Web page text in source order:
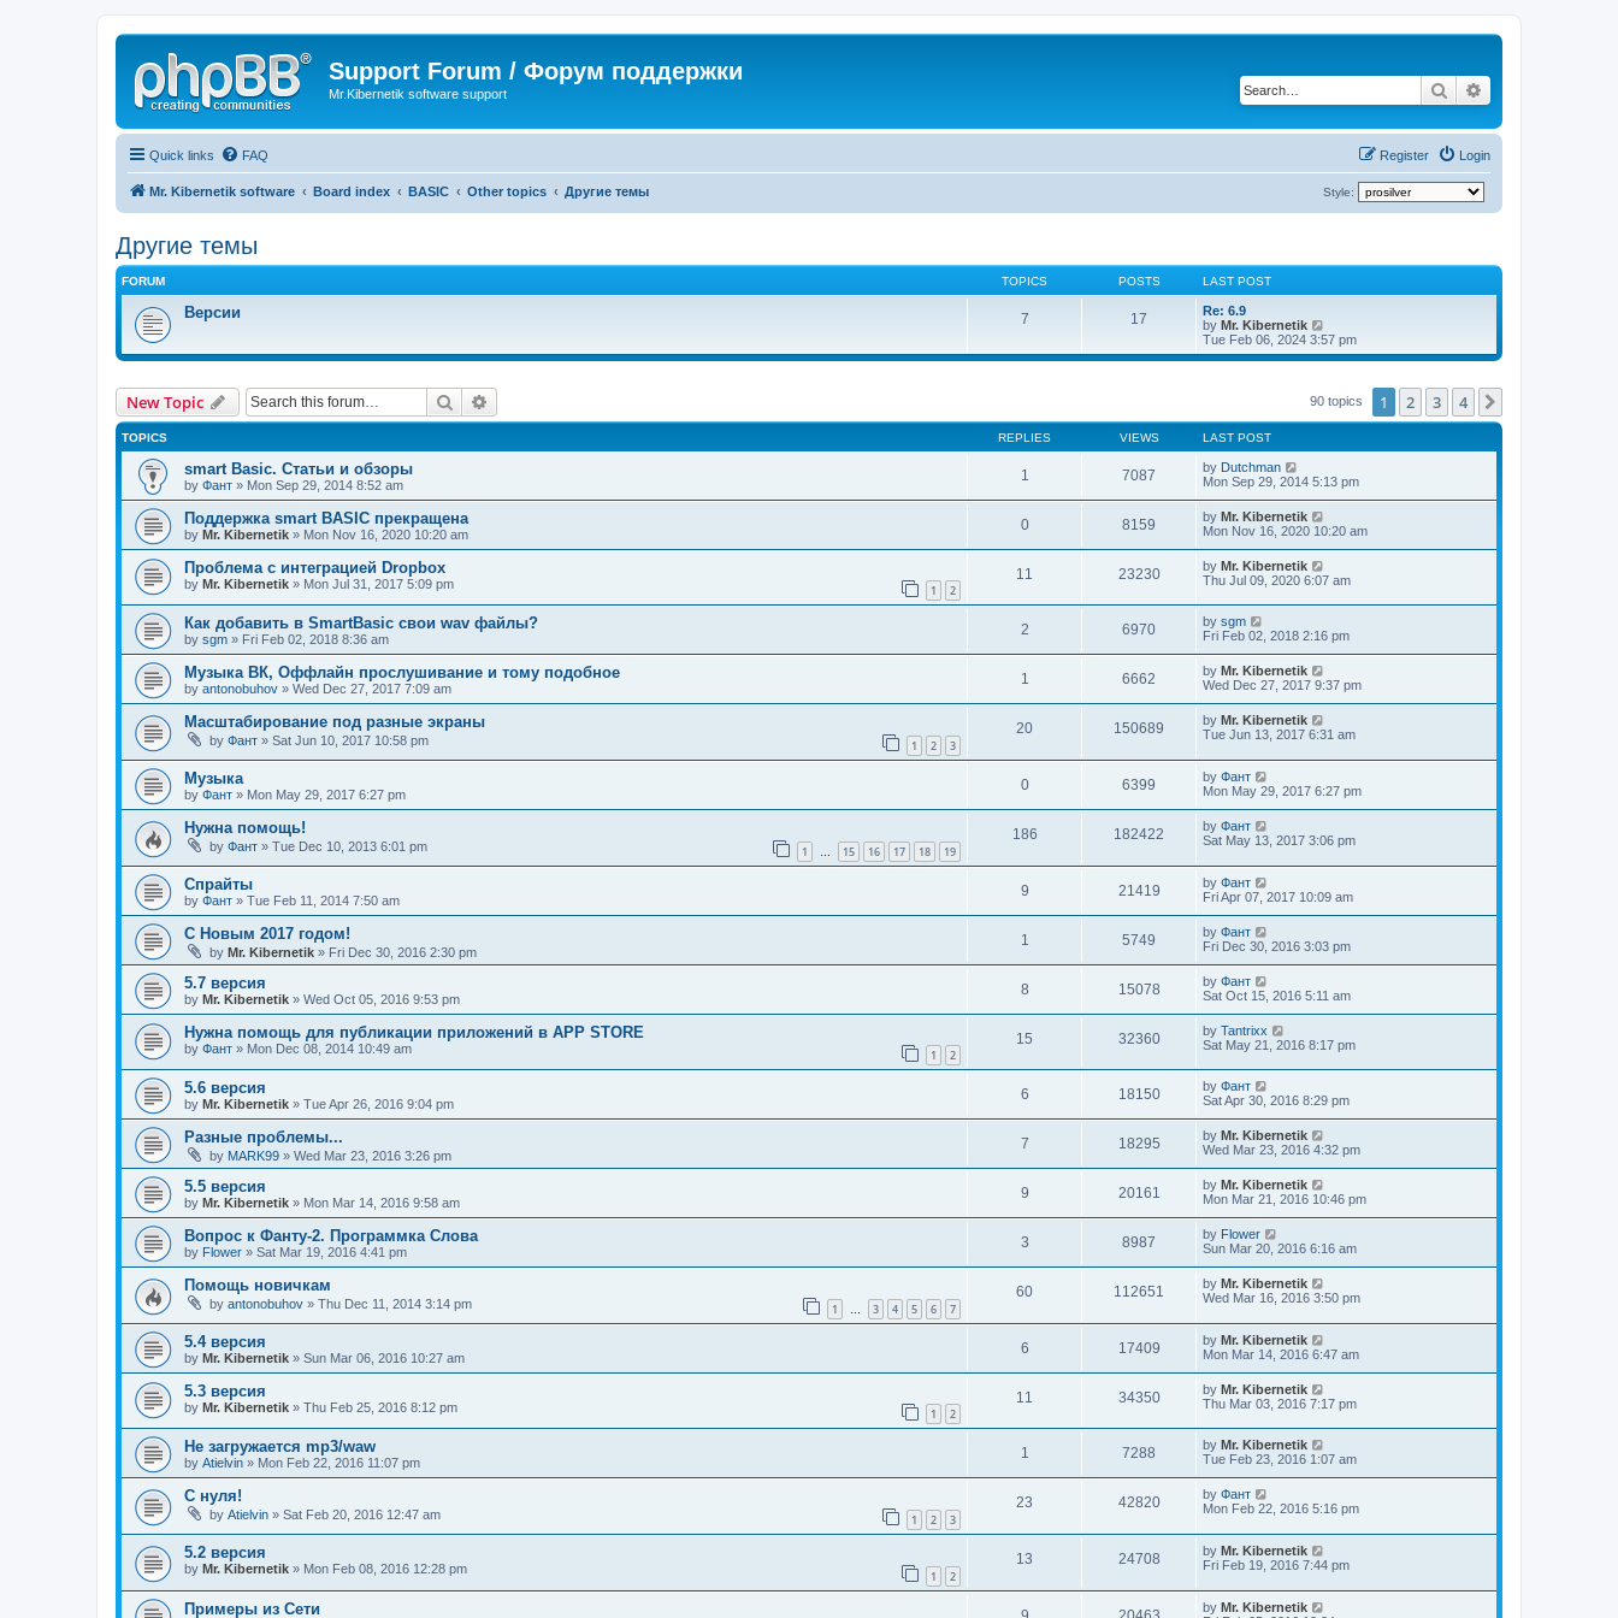
Support Forum / Форум поддержки
Mr.Kibernetik software support Search
Quick links FAQ Login
Register
Mr. Kibernetik software Board index BASIC Other topics Другие темы Style:
Другие темы
FORUM TOPICS POSTS LAST POST
Версии 7 17
Re: 6.9
by Mr. Kibernetik
i
e
h
e
l
t
s
t
o
s
t
Tue Feb 06, 2024 3:57 pm
New Topic Search 90 topics 1 2 3 4
TOPICS REPLIES VIEWS LAST POST
smart Basic. Статьи и обзоры
by Фант » Mon Sep 29, 2014 8:52 am
1 7087 by Dutchman
Mon Sep 29, 2014 5:13 pm
Поддержка smart BASIC прекращена
by Mr. Kibernetik » Mon Nov 16, 2020 10:20 am
0 8159 by Mr. Kibernetik
Mon Nov 16, 2020 10:20 am
Проблема с интеграцией Dropbox
by Mr. Kibernetik » Mon Jul 31, 2017 5:09 pm 1 2
11 23230 by Mr. Kibernetik
Thu Jul 09, 2020 6:07 am
Как добавить в SmartBasic свои wav файлы?
by sgm » Fri Feb 02, 2018 8:36 am
2 6970 by sgm
Fri Feb 02, 2018 2:16 pm
Музыка ВК, Оффлайн прослушивание и тому подобное
by antonobuhov » Wed Dec 27, 2017 7:09 am
1 6662 by Mr. Kibernetik
Wed Dec 27, 2017 9:37 pm
Масштабирование под разные экраны
by Фант » Sat Jun 10, 2017 10:58 pm 1 2 3
20 150689 by Mr. Kibernetik
Tue Jun 13, 2017 6:31 am
Музыка
by Фант » Mon May 29, 2017 6:27 pm
0 6399 by Фант
Mon May 29, 2017 6:27 pm
Нужна помощь!
by Фант » Tue Dec 10, 2013 6:01 pm 1 15 16 17 18 19
186 182422 by Фант
Sat May 13, 2017 3:06 pm
Спрайты
by Фант » Tue Feb 11, 2014 7:50 am
9 21419 by Фант
Fri Apr 07, 2017 10:09 am
С Новым 2017 годом!
by Mr. Kibernetik » Fri Dec 30, 2016 2:30 pm
1 5749 by Фант
Fri Dec 30, 2016 3:03 pm
5.7 версия
by Mr. Kibernetik » Wed Oct 05, 2016 9:53 pm
8 15078 by Фант
Sat Oct 15, 2016 5:11 am
Нужна помощь для публикации приложений в APP STORE
by Фант » Mon Dec 08, 2014 10:49 am 1 2
15 32360 by Tantrixx
Sat May 21, 2016 8:17 pm
5.6 версия
by Mr. Kibernetik » Tue Apr 26, 2016 9:04 pm
6 18150 by Фант
Sat Apr 30, 2016 8:29 pm
Разные проблемы...
by MARK99 » Wed Mar 23, 2016 3:26 pm
7 18295 by Mr. Kibernetik
Wed Mar 23, 2016 4:32 pm
5.5 версия
by Mr. Kibernetik » Mon Mar 14, 2016 9:58 am
9 20161 by Mr. Kibernetik
Mon Mar 21, 2016 10:46 pm
Вопрос к Фанту-2. Программка Слова
by Flower » Sat Mar 19, 2016 4:41 pm
3 8987 by Flower
Sun Mar 20, 2016 6:16 am
Помощь новичкам
by antonobuhov » Thu Dec 11, 2014 3:14 pm 1 … 3 4 5 6 7
60 112651 by Mr. Kibernetik
Wed Mar 16, 2016 3:50 pm
5.4 версия
by Mr. Kibernetik » Sun Mar 06, 2016 10:27 am
6 17409 by Mr. Kibernetik
Mon Mar 14, 2016 6:47 am
5.3 версия
by Mr. Kibernetik » Thu Feb 25, 2016 8:12 pm 1 2
11 34350 by Mr. Kibernetik
Thu Mar 03, 2016 7:17 pm
Не загружается mp3/waw
by Atielvin » Mon Feb 22, 2016 11:07 pm
1 7288 by Mr. Kibernetik
Tue Feb 23, 2016 1:07 am
С нуля!
by Atielvin » Sat Feb 20, 2016 12:47 am 1 2 3
23 42820 by Фант
Mon Feb 22, 2016 5:16 pm
5.2 версия
by Mr. Kibernetik » Mon Feb 08, 2016 12:28 pm 1 2
13 24708 by Mr. Kibernetik
Fri Feb 19, 2016 7:44 pm
Примеры из Сети by Mr. Kibernetik